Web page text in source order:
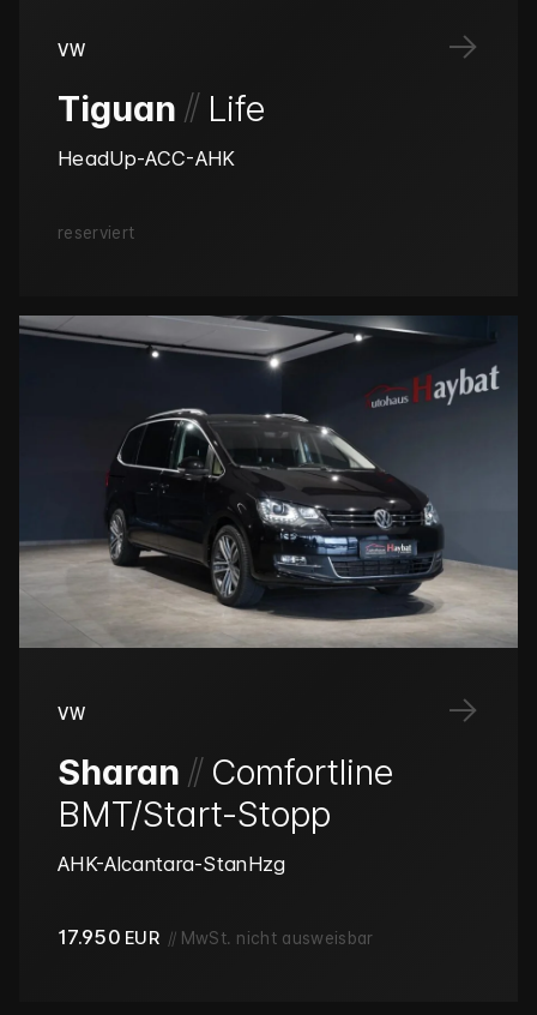
→
VW
Tiguan // Life
HeadUp-ACC-AHK
reserviert
→
VW
Sharan // Comfortline
BMT/Start-Stopp
AHK-Alcantara-StanHzg
17.950 EUR // MwSt. nicht ausweisbar